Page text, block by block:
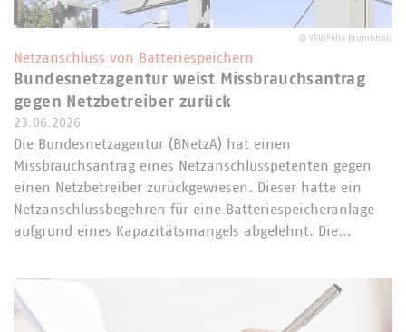
© VKU/Felix Krumbholz
Netzanschluss von Batteriespeichern
Bundesnetzagentur weist Missbrauchsantrag
gegen Netzbetreiber zurück
23.06.2026
Die Bundesnetzagentur (BNetzA) hat einen
Missbrauchsantrag eines Netzanschlusspetenten gegen
einen Netzbetreiber zurückgewiesen. Dieser hatte ein
Netzanschlussbegehren für eine Batteriespeicheranlage
aufgrund eines Kapazitätsmangels abgelehnt. Die…